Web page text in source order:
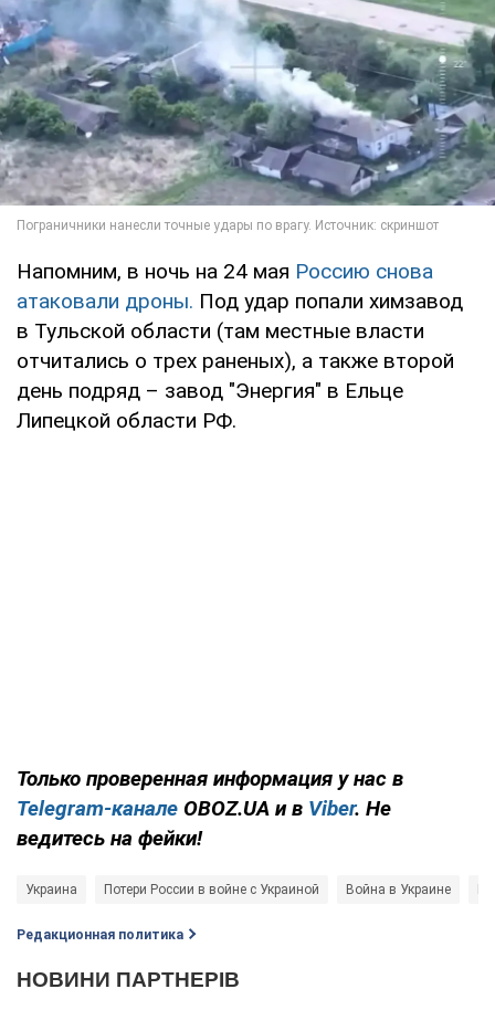
Напомним, в ночь на 24 мая Россию снова
атаковали дроны. Под удар попали химзавод
в Тульской области (там местные власти
отчитались о трех раненых), а также второй
день подряд – завод "Энергия" в Ельце
Липецкой области РФ.
Только проверенная информация у нас в
Telegram-канале OBOZ.UA и в Viber. Не
ведитесь на фейки!
Украина Потери России в войне с Украиной Война в Украине
Редакционная политика